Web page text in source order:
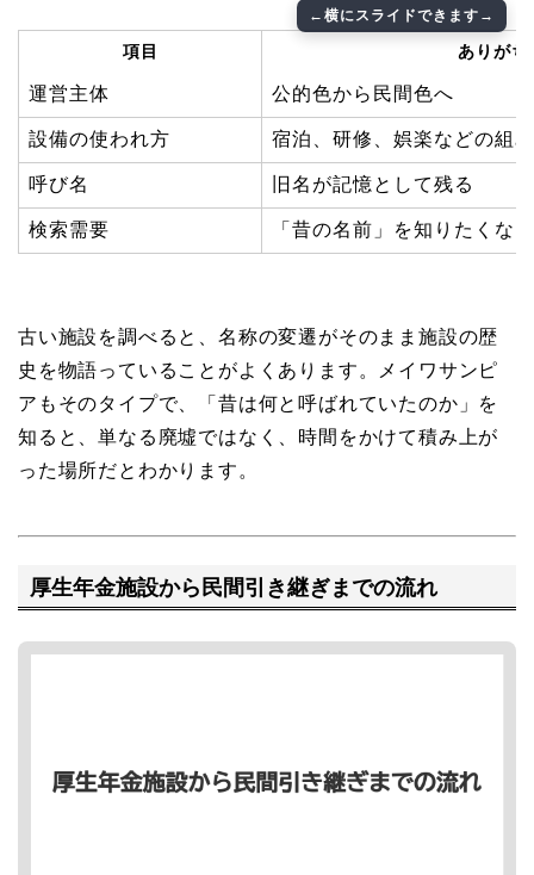
項目 ありがち
運営主体 公的色から民間色へ
設備の使われ方 宿泊、研修、娯楽などの組
呼び名 旧名が記憶として残る
検索需要 「昔の名前」を知りたくなる
古い施設を調べると、名称の変遷がそのまま施設の歴
史を物語っていることがよくあります。メイワサンピ
アもそのタイプで、「昔は何と呼ばれていたのか」を
知ると、単なる廃墟ではなく、時間をかけて積み上が
った場所だとわかります。
厚生年金施設から民間引き継ぎまでの流れ